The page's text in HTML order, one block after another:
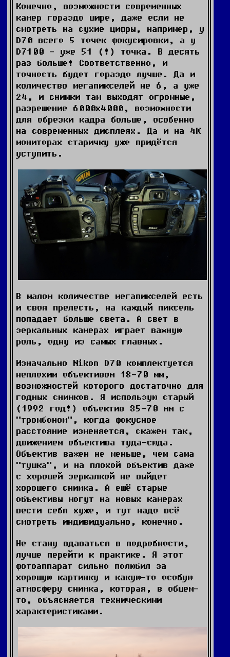
Конечно, возможности современных
камер гораздо шире, даже если не
смотреть на сухие цифры, например, у
D70 всего 5 точек фокусировки, а у
D7100 - уже 51 (!) точка. В десять
раз больше! Соответственно, и
точность будет гораздо лучше. Да и
количество мегапикселей не 6, а уже
24, и снимки там выходят огромные,
разрешение 6000х4000, возможности
для обрезки кадра больше, особенно
на современных дисплеях. Да и на 4К
мониторах старичку уже придётся
уступить.
В малом количестве мегапикселей есть
и своя прелесть, на каждый пиксель
попадает больше света. А свет в
зеркальных камерах играет важную
роль, одну из самых главных.
Изначально Nikon D70 комплектуется
неплохим объективом 18-70 мм,
возможностей которого достаточно для
годных снимков. Я использую старый
(1992 год!) объектив 35-70 мм с
"тромбоном", когда фокусное
расстояние изменяется, скажем так,
движением объектива туда-сюда.
Объектив важен не меньше, чем сама
"тушка", и на плохой объектив даже
с хорошей зеркалкой не выйдет
хорошего снимка. А ещё старые
объективы могут на новых камерах
вести себя хуже, и тут надо всё
смотреть индивидуально, конечно.
Не стану вдаваться в подробности,
лучше перейти к практике. Я этот
фотоаппарат сильно полюбил за
хорошую картинку и какую-то особую
атмосферу снимка, которая, в общем-
то, объясняется техническими
характеристиками.